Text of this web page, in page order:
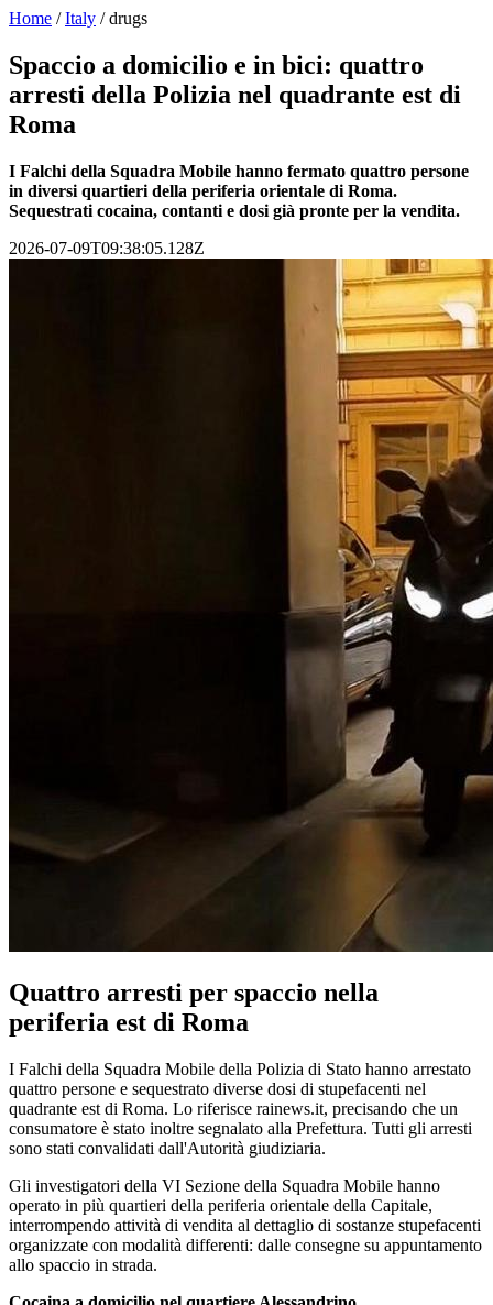
Home /Italy /drugs
Spaccio a domicilio e in bici: quattro
arresti della Polizia nel quadrante est di
Roma
I Falchi della Squadra Mobile hanno fermato quattro persone
in diversi quartieri della periferia orientale di Roma.
Sequestrati cocaina, contanti e dosi già pronte per la vendita.
2026-07-09T09:38:05.128Z
Quattro arresti per spaccio nella
periferia est di Roma
I Falchi della Squadra Mobile della Polizia di Stato hanno arrestato
quattro persone e sequestrato diverse dosi di stupefacenti nel
quadrante est di Roma. Lo riferisce rainews.it, precisando che un
consumatore è stato inoltre segnalato alla Prefettura. Tutti gli arresti
sono stati convalidati dall'Autorità giudiziaria.
Gli investigatori della VI Sezione della Squadra Mobile hanno
operato in più quartieri della periferia orientale della Capitale,
interrompendo attività di vendita al dettaglio di sostanze stupefacenti
organizzate con modalità differenti: dalle consegne su appuntamento
allo spaccio in strada.